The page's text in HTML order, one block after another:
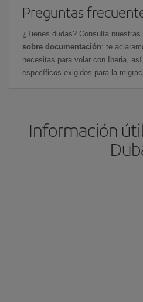
Preguntas
¿Tienes dudas? Consulta nuestras
sobre documentación: te
necesitas para volar con Iberia,
específicos exigidos para la
Información